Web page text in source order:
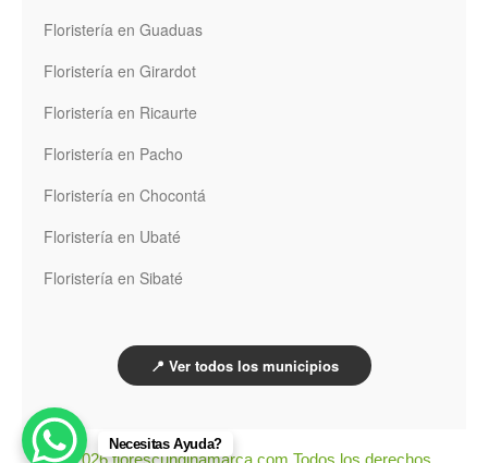
Floristería en Guaduas
Floristería en Girardot
Floristería en Ricaurte
Floristería en Pacho
Floristería en Chocontá
Floristería en Ubaté
Floristería en Sibaté
📍 Ver todos los municipios
© 2026 florescundinamarca.com Todos los derechos
Necesitas Ayuda?